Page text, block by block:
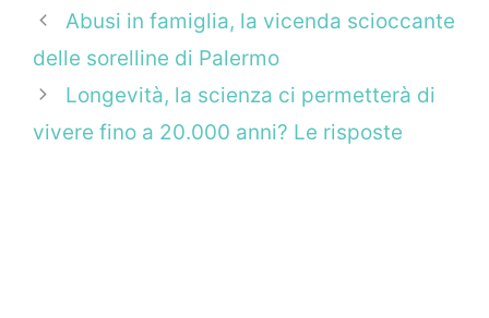
Abusi in famiglia, la vicenda scioccante
delle sorelline di Palermo
Longevità, la scienza ci permetterà di
vivere fino a 20.000 anni? Le risposte